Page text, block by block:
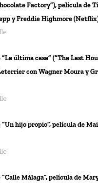
Factory”), película de
y Freddie Highmore
última casa” (“The Last
con Wagner Moura y
hijo propio”, película de
Málaga”, película de